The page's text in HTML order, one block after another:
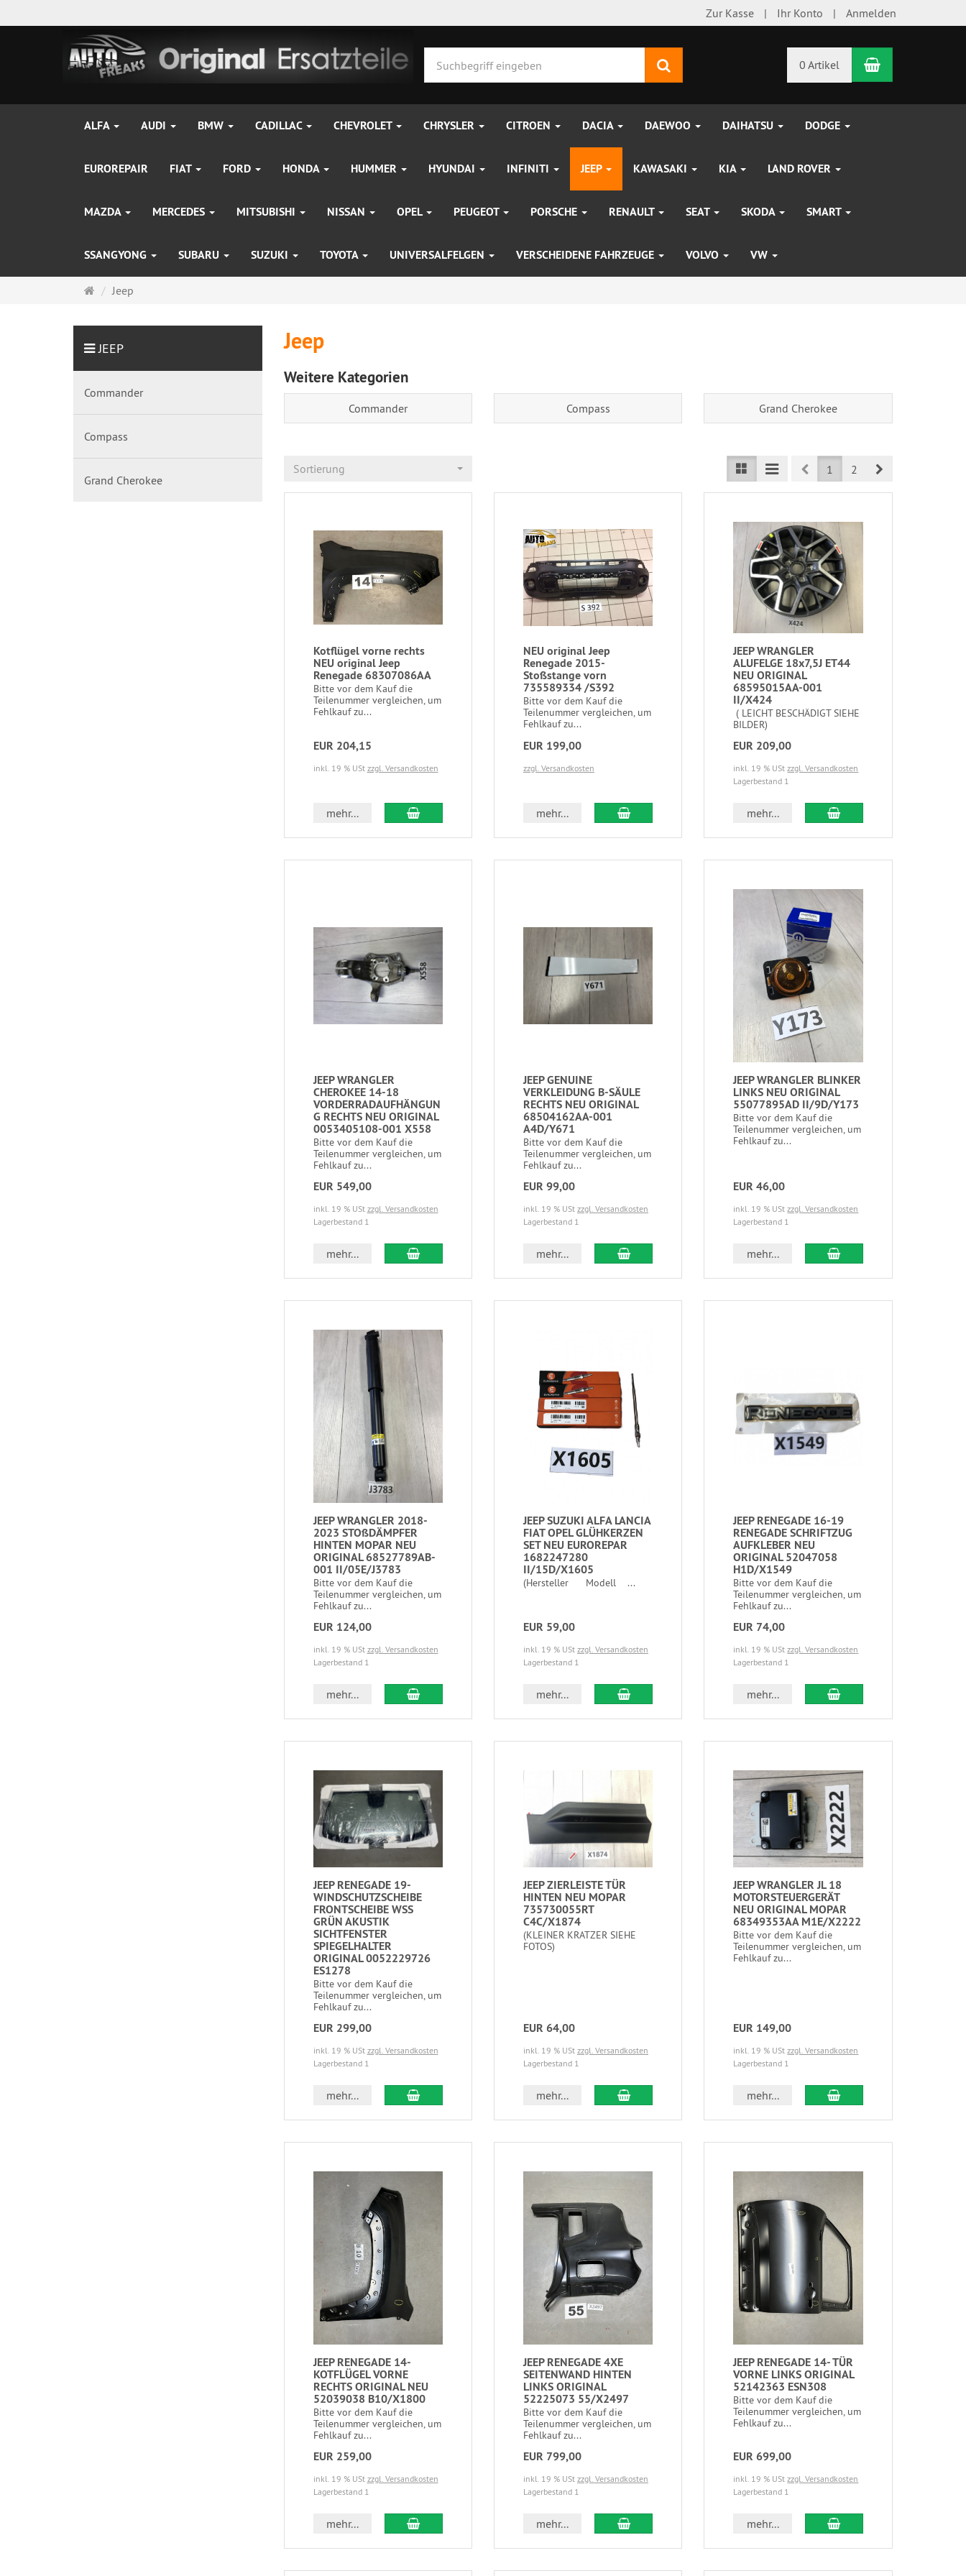
Zur Kasse Ihr Konto Anmelden
0 Artikel Warenkorb
ALFA AUDI BMW CADILLAC CHEVROLET CHRYSLER CITROEN DACIA DAEWOO DAIHATSU DODGE
EUROREPAIR FIAT FORD HONDA HUMMER HYUNDAI INFINITI JEEP KAWASAKI KIA LAND ROVER
MAZDA MERCEDES MITSUBISHI NISSAN OPEL PEUGEOT PORSCHE RENAULT SEAT SKODA SMART
SSANGYONG SUBARU SUZUKI TOYOTA UNIVERSALFELGEN VERSCHEIDENE FAHRZEUGE VOLVO VW
Startseite
Jeep
Jeep
Weitere Kategorien
Commander Compass Grand Cherokee
Sortierung Prev1 2 Next
Kotflügel vorne rechts
NEU original Jeep
Renegade 68307086AA
Bitte vor dem Kauf die
Teilenummer vergleichen, um
Fehlkauf zu...
EUR 204,15
inkl. 19 % USt zzgl. Versandkosten
mehr...
NEU original Jeep
Renegade 2015-
Stoßstange vorn
735589334 /S392
Bitte vor dem Kauf die
Teilenummer vergleichen, um
Fehlkauf zu...
EUR 199,00
zzgl. Versandkosten
mehr...
JEEP WRANGLER
ALUFELGE 18x7,5J ET44
NEU ORIGINAL
68595015AA-001
II/X424
( LEICHT BESCHÄDIGT SIEHE
BILDER)
EUR 209,00
inkl. 19 % UStzzgl. Versandkosten
Lagerbestand 1
mehr...
JEEP WRANGLER
CHEROKEE 14-18
VORDERRADAUFHÄNGUN
G RECHTS NEU ORIGINAL
0053405108-001 X558
Bitte vor dem Kauf die
Teilenummer vergleichen, um
Fehlkauf zu...
EUR 549,00
inkl. 19 % USt zzgl. Versandkosten
Lagerbestand 1
mehr...
JEEP GENUINE
VERKLEIDUNG B-SÄULE
RECHTS NEU ORIGINAL
68504162AA-001
A4D/Y671
Bitte vor dem Kauf die
Teilenummer vergleichen, um
Fehlkauf zu...
EUR 99,00
inkl. 19 % USt zzgl. Versandkosten
Lagerbestand 1
mehr...
JEEP WRANGLER BLINKER
LINKS NEU ORIGINAL
55077895AD II/9D/Y173
Bitte vor dem Kauf die
Teilenummer vergleichen, um
Fehlkauf zu...
EUR 46,00
inkl. 19 % UStzzgl. Versandkosten
Lagerbestand 1
mehr...
JEEP WRANGLER 2018-
2023 STOßDÄMPFER
HINTEN MOPAR NEU
ORIGINAL 68527789AB-
001 II/05E/J3783
Bitte vor dem Kauf die
Teilenummer vergleichen, um
Fehlkauf zu...
EUR 124,00
inkl. 19 % USt zzgl. Versandkosten
Lagerbestand 1
mehr...
JEEP SUZUKI ALFA LANCIA
FIAT OPEL GLÜHKERZEN
SET NEU EUROREPAR
1682247280
II/15D/X1605
(Hersteller Modell ...
EUR 59,00
inkl. 19 % USt zzgl. Versandkosten
Lagerbestand 1
mehr...
JEEP RENEGADE 16-19
RENEGADE SCHRIFTZUG
AUFKLEBER NEU
ORIGINAL 52047058
H1D/X1549
Bitte vor dem Kauf die
Teilenummer vergleichen, um
Fehlkauf zu...
EUR 74,00
inkl. 19 % UStzzgl. Versandkosten
Lagerbestand 1
mehr...
JEEP RENEGADE 19-
WINDSCHUTZSCHEIBE
FRONTSCHEIBE WSS
GRÜN AKUSTIK
SICHTFENSTER
SPIEGELHALTER
ORIGINAL 0052229726
ES1278
Bitte vor dem Kauf die
Teilenummer vergleichen, um
Fehlkauf zu...
EUR 299,00
inkl. 19 % USt zzgl. Versandkosten
Lagerbestand 1
mehr...
JEEP ZIERLEISTE TÜR
HINTEN NEU MOPAR
735730055RT
C4C/X1874
(KLEINER KRATZER SIEHE
FOTOS)
EUR 64,00
inkl. 19 % USt zzgl. Versandkosten
Lagerbestand 1
mehr...
JEEP WRANGLER JL 18
MOTORSTEUERGERÄT
NEU ORIGINAL MOPAR
68349353AA M1E/X2222
Bitte vor dem Kauf die
Teilenummer vergleichen, um
Fehlkauf zu...
EUR 149,00
inkl. 19 % UStzzgl. Versandkosten
Lagerbestand 1
mehr...
JEEP RENEGADE 14-
KOTFLÜGEL VORNE
RECHTS ORIGINAL NEU
52039038 B10/X1800
Bitte vor dem Kauf die
Teilenummer vergleichen, um
Fehlkauf zu...
EUR 259,00
inkl. 19 % USt zzgl. Versandkosten
Lagerbestand 1
mehr...
JEEP RENEGADE 4XE
SEITENWAND HINTEN
LINKS ORIGINAL
52225073 55/X2497
Bitte vor dem Kauf die
Teilenummer vergleichen, um
Fehlkauf zu...
EUR 799,00
inkl. 19 % USt zzgl. Versandkosten
Lagerbestand 1
mehr...
JEEP RENEGADE 14- TÜR
VORNE LINKS ORIGINAL
52142363 ESN308
Bitte vor dem Kauf die
Teilenummer vergleichen, um
Fehlkauf zu...
EUR 699,00
inkl. 19 % UStzzgl. Versandkosten
Lagerbestand 1
mehr...
JEEP
Commander
Compass
Grand Cherokee